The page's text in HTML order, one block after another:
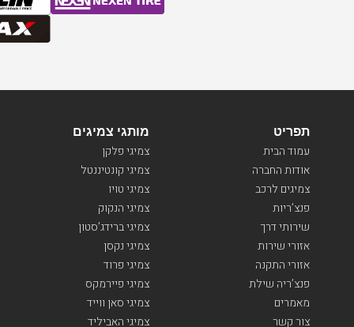
מותגי צמיגים
צמיגי פלקן
צמיגי קונטיננטל
צמיגי טויו
צמיגי הנקוק
צמיגי ברידג’סטון
צמיגי נקסן
צמיגי פרוד
צמיגי פיירמקס
צמיגי סאן ווייד
צמיגי האביליד
תפריט
עמוד הבית
אודות החברה
צמיגים לרכב
פנצ’ריות
שירותי דרך
אזורי שירות
אזורי התקנה
פנצ’ריה שילת
מאמרים
צור קשר